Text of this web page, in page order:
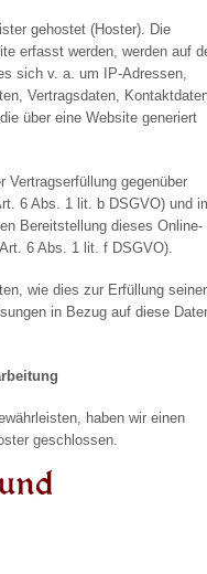
gehostet (Hoster). Die
erfasst werden, werden auf
sich v. a. um IP-Adressen,
Vertragsdaten,
über eine Website generiert
gegenüber
6 Abs. 1 lit. b DSGVO) und
Bereitstellung dieses Online-
6 Abs. 1 lit. f DSGVO).
wie dies zur Erfüllung seiner
in Bezug auf diese
haben wir einen
geschlossen.